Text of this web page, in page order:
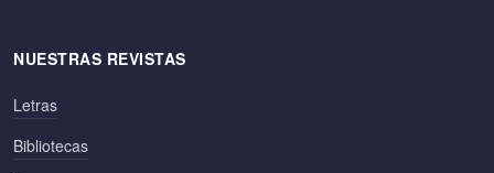
NUESTRAS REVISTAS
Letras
Bibliotecas